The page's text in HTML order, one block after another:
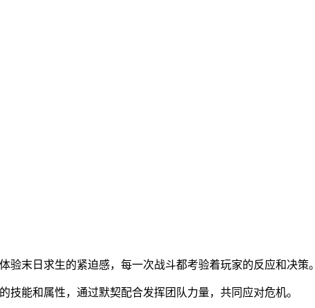
末日求生的紧迫感，每一次战斗都考验着玩家的反应和决策。
能和属性，通过默契配合发挥团队力量，共同应对危机。